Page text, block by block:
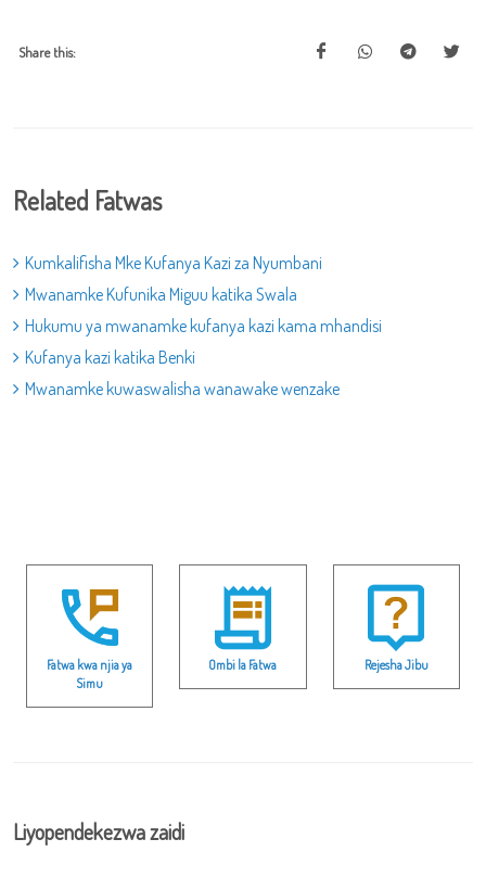
Share this:
Related Fatwas
Kumkalifisha Mke Kufanya Kazi za Nyumbani
Mwanamke Kufunika Miguu katika Swala
Hukumu ya mwanamke kufanya kazi kama mhandisi
Kufanya kazi katika Benki
Mwanamke kuwaswalisha wanawake wenzake
Fatwa kwa njia ya
Simu
Ombi la Fatwa Rejesha Jibu
Liyopendekezwa zaidi